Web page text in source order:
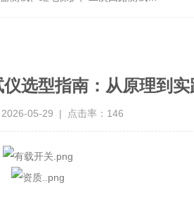
选型指南：从原理到实
2026-05-29 | 点击率：146